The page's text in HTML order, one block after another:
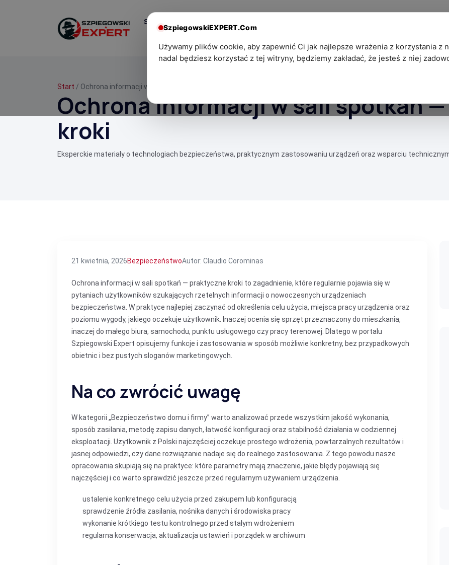
Start
Start / Ochrona informacji w sali spotkań — praktyczne kroki
Ochrona informacji w sali spotkań
kroki
Eksperckie materiały o technologiach bezpieczeństwa, praktycznym zastosowaniu urządzeń oraz wsparciu
21 kwietnia, 2026BezpieczeństwoAutor: Claudio Corominas
Ochrona informacji w sali spotkań — praktyczne kroki to zagadnienie, które regularnie pojawia się w
pytaniach użytkowników szukających rzetelnych informacji o nowoczesnych urządzeniach
bezpieczeństwa. W praktyce najlepiej zaczynać od określenia celu użycia, miejsca pracy urządzenia oraz
poziomu wygody, jakiego oczekuje użytkownik. Inaczej ocenia się sprzęt przeznaczony do mieszkania,
inaczej do małego biura, samochodu, punktu usługowego czy pracy terenowej. Dlatego w portalu
Szpiegowski Expert opisujemy funkcje i zastosowania w sposób możliwie konkretny, bez przypadkowych
obietnic i bez pustych sloganów marketingowych.
Na co zwrócić uwagę
W kategorii „Bezpieczeństwo domu i firmy” warto analizować przede wszystkim jakość wykonania,
sposób zasilania, metodę zapisu danych, łatwość konfiguracji oraz stabilność działania w codziennej
eksploatacji. Użytkownik z Polski najczęściej oczekuje prostego wdrożenia, powtarzalnych rezultatów i
jasnej odpowiedzi, czy dane rozwiązanie nadaje się do realnego zastosowania. Z tego powodu nasze
opracowania skupiają się na praktyce: które parametry mają znaczenie, jakie błędy pojawiają się
najczęściej i co warto sprawdzić jeszcze przed regularnym używaniem urządzenia.
ustalenie konkretnego celu użycia przed zakupem lub konfiguracją
sprawdzenie źródła zasilania, nośnika danych i środowiska pracy
wykonanie krótkiego testu kontrolnego przed stałym wdrożeniem
regularna konserwacja, aktualizacja ustawień i porządek w archiwum
SzpiegowskiEXPERT.Com
Używamy plików cookie, aby zapewnić Ci jak najlepsze wrażenia z korzystania z
nadal będziesz korzystać z tej witryny, będziemy zakładać, że jesteś z niej